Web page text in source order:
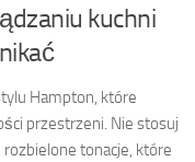
kuchni
Hampton, które
przestrzeni. Nie stosuj
tonacje, które